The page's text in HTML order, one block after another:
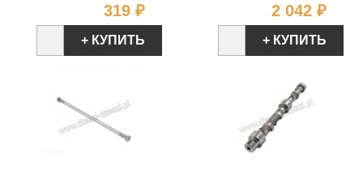
319 ₽Цена
+ КУПИТЬ
2 042 ₽
+ КУПИТЬ